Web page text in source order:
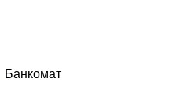
Банкомат